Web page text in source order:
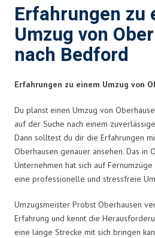
Erfahrungen zu
Umzug von
nach Bedford
Erfahrungen zu einem Umzug von
Du planst einen Umzug von
auf der Suche nach einem
Dann solltest du dir die Erfahrungen
Oberhausen genauer ansehen. Das in
Unternehmen hat sich auf
eine professionelle und stressfreie
Umzugsmeister Probst Oberhausen
Erfahrung und kennt die
eine lange Strecke mit sich bringen